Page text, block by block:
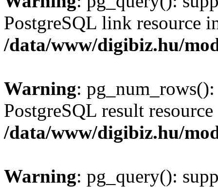
PostgreSQL link resource
/data/www/digibiz.hu/
Warning:
PostgreSQL result
/data/www/digibiz.hu/
Warning: pg_query():